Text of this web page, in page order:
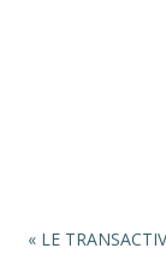
« LE